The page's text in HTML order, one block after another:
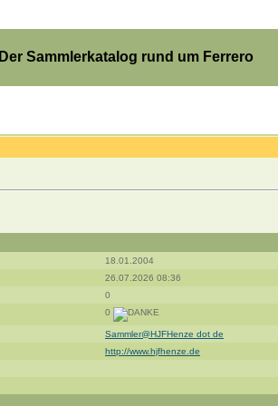
Der Sammlerkatalog rund um Ferrero
18.01.2004
26.07.2026 08:36
0
0
Sammler@HJFHenze dot de
http://www.hjfhenze.de